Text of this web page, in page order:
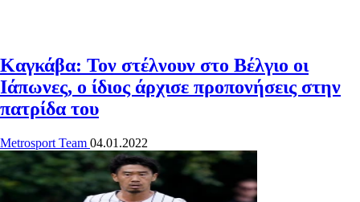
Καγκάβα: Τον στέλνουν στο Βέλγιο οι
Ιάπωνες, ο ίδιος άρχισε προπονήσεις στην
πατρίδα του
Metrosport Team 04.01.2022